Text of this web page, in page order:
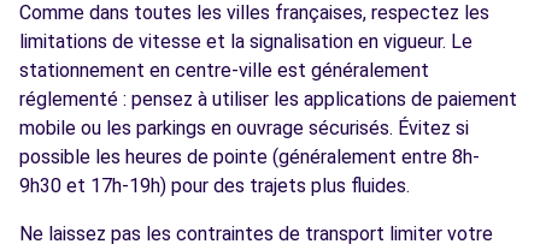
Comme dans toutes les villes françaises, respectez les
limitations de vitesse et la signalisation en vigueur. Le
stationnement en centre-ville est généralement
réglementé : pensez à utiliser les applications de paiement
mobile ou les parkings en ouvrage sécurisés. Évitez si
possible les heures de pointe (généralement entre 8h-
9h30 et 17h-19h) pour des trajets plus fluides.
Ne laissez pas les contraintes de transport limiter votre